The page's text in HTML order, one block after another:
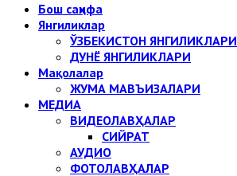
Бош саҳифа
Янгиликлар
ЎЗБЕКИСТОН ЯНГИЛИКЛАРИ
ДУНЁ ЯНГИЛИКЛАРИ
Мақолалар
ЖУМА МАВЪИЗАЛАРИ
МЕДИА
ВИДЕОЛАВҲАЛАР
СИЙРАТ
АУДИО
ФОТОЛАВҲАЛАР